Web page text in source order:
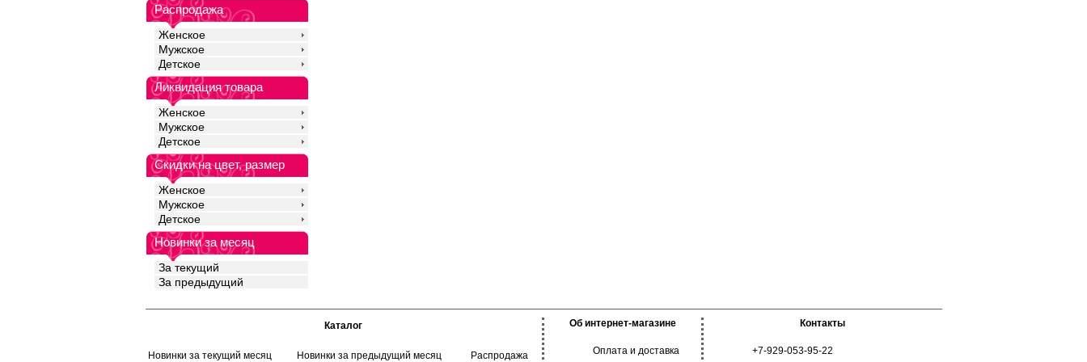
Распродажа
Женское
Мужское
Детское
Ликвидация товара
Женское
Мужское
Детское
Скидки на цвет, размер
Женское
Мужское
Детское
Новинки за месяц
За текущий
За предыдущий
температуре не выше 30 градусов.
Лайкра 5%
Каталог
Новинки за текущий месяц Новинки за предыдущий месяц Распродажа
Об интернет-магазине
Оплата и доставка
Контакты
+7-929-053-95-22